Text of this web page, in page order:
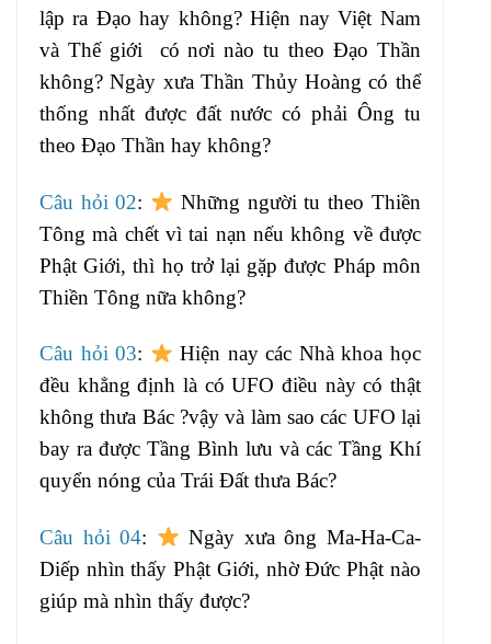
lập ra Đạo hay không? Hiện nay Việt Nam
và Thế giới có nơi nào tu theo Đạo Thần
không? Ngày xưa Thần Thủy Hoàng có thể
thống nhất được đất nước có phải Ông tu
theo Đạo Thần hay không?
Câu hỏi 02:
Những người tu theo Thiền
Tông mà chết vì tai nạn nếu không về được
Phật Giới, thì họ trở lại gặp được Pháp môn
Thiền Tông nữa không?
Câu hỏi 03:
Hiện nay các Nhà khoa học
đều khẳng định là có UFO điều này có thật
không thưa Bác ?vậy và làm sao các UFO lại
bay ra được Tầng Bình lưu và các Tầng Khí
quyển nóng của Trái Đất thưa Bác?
Câu hỏi 04:
Ngày xưa ông Ma-Ha-Ca-
Diếp nhìn thấy Phật Giới, nhờ Đức Phật nào
giúp mà nhìn thấy được?